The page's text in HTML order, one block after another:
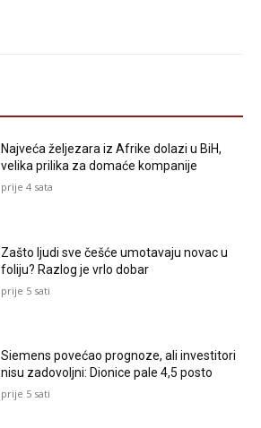
Najveća željezara iz Afrike dolazi u BiH,
velika prilika za domaće kompanije
prije 4 sata
Zašto ljudi sve češće umotavaju novac u
foliju? Razlog je vrlo dobar
prije 5 sati
Siemens povećao prognoze, ali investitori
nisu zadovoljni: Dionice pale 4,5 posto
prije 5 sati